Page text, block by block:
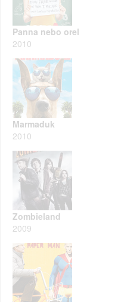
Panna nebo orel
2010
Marmaduk
2010
Zombieland
2009